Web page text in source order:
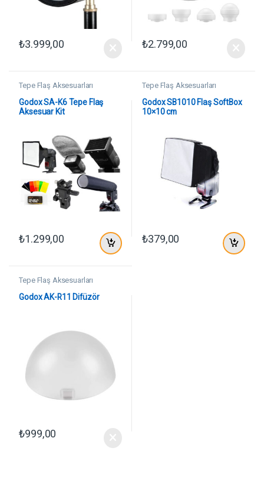
₺3.999,00 ₺2.799,00
Tepe Flaş Aksesuarları
Godox SA-K6 Tepe Flaş
Aksesuar Kit
₺1.299,00
Tepe Flaş Aksesuarları
Godox SB1010 Flaş SoftBox
10×10 cm
₺379,00
Tepe Flaş Aksesuarları
Godox AK-R11 Difüzör
₺999,00